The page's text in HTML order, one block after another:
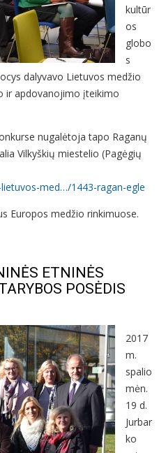
kultūr
os
globo
s
dalyvavo Lietuvos medžio
ir apdovanojimo įteikimo
nugalėtoja tapo Raganų
Vilkyškių miestelio (Pagėgių
med…/1443-ragan-egle
Europos medžio rinkimuose.
ETNINĖS
POSĖDIS
2017
m.
spalio
mėn.
19 d.
Jurbar
ko